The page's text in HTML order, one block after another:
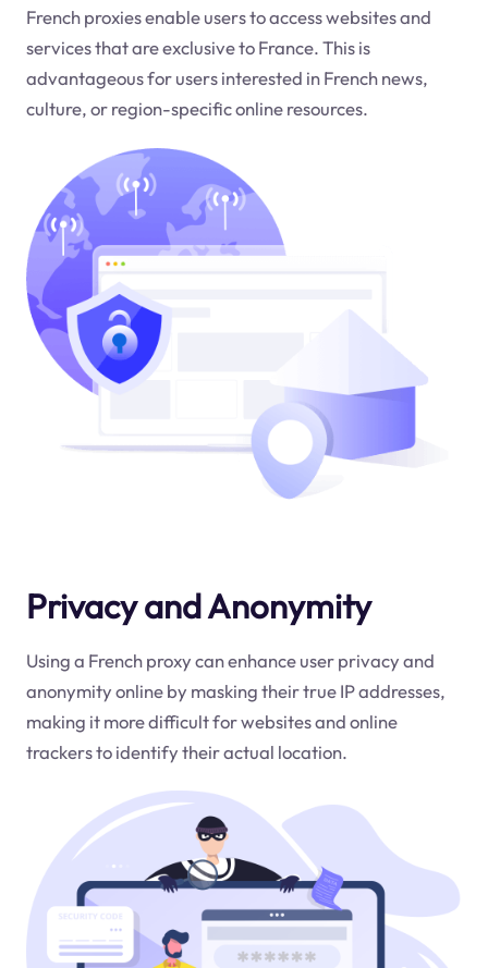
French proxies enable users to access websites and
services that are exclusive to France. This is
advantageous for users interested in French news,
culture, or region-specific online resources.
Privacy and Anonymity
Using a French proxy can enhance user privacy and
anonymity online by masking their true IP addresses,
making it more difficult for websites and online
trackers to identify their actual location.